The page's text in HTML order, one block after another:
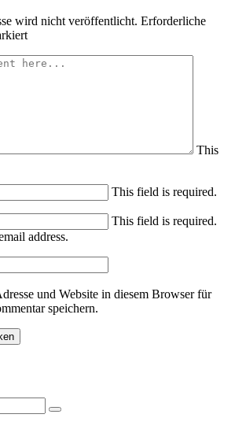
wird nicht veröffentlicht. Erforderliche
This
This field is required.
This field is required.
address.
und Website in diesem Browser für
speichern.
Search